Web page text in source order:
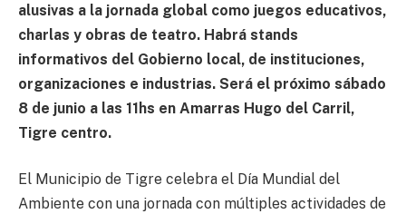
alusivas a la jornada global como juegos educativos,
charlas y obras de teatro. Habrá stands
informativos del Gobierno local, de instituciones,
organizaciones e industrias. Será el próximo sábado
8 de junio a las 11hs en Amarras Hugo del Carril,
Tigre centro.
El Municipio de Tigre celebra el Día Mundial del
Ambiente con una jornada con múltiples actividades de